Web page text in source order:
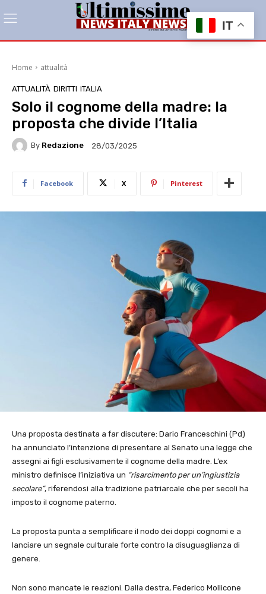
Home attualità
ATTUALITÀ DIRITTI ITALIA
Solo il cognome della madre: la
proposta che divide l’Italia
By Redazione 28/03/2025
Facebook X Pinterest
Una proposta destinata a far discutere: Dario Franceschini (Pd)
ha annunciato l’intenzione di presentare al Senato una legge che
assegni ai figli esclusivamente il cognome della madre. L’ex
ministro definisce l’iniziativa un “risarcimento per un’ingiustizia
secolare”, riferendosi alla tradizione patriarcale che per secoli ha
imposto il cognome paterno.
La proposta punta a semplificare il nodo dei doppi cognomi e a
lanciare un segnale culturale forte contro la disuguaglianza di
genere.
Non sono mancate le reazioni. Dalla destra, Federico Mollicone
IT